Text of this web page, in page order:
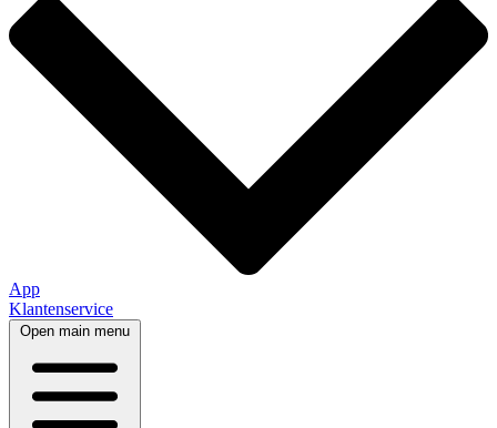
App
Klantenservice
Open main menu